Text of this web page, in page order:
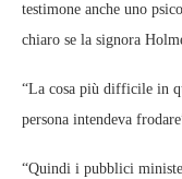
testimone anche uno
chiaro se la signora
“La cosa più difficile in
persona intendeva
“Quindi i pubblici